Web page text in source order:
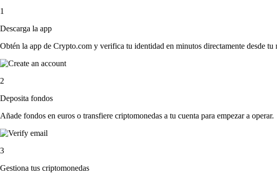
1
Descarga la app
Obtén la app de Crypto.com y verifica tu identidad en minutos directamente desde tu
2
Deposita fondos
Añade fondos en euros o transfiere criptomonedas a tu cuenta para empezar a operar.
3
Gestiona tus criptomonedas